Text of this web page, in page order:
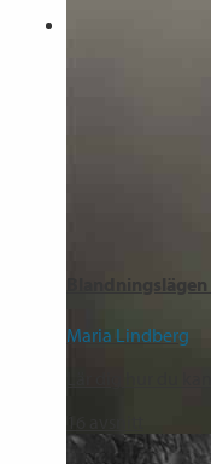
Maria Lindberg
Lär dig hur du